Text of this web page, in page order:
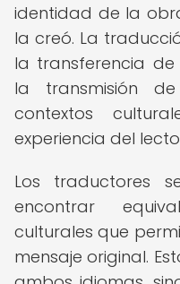
identidad de la
la creó. La
la transferencia de
la transmisión
contextos
experiencia del
Los traductores
encontrar
culturales que
mensaje original.